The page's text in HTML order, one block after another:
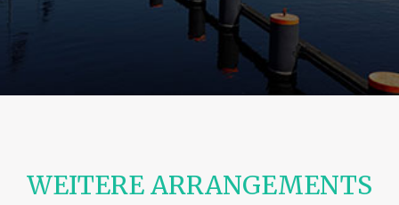
WEITERE ARRANGEMENTS